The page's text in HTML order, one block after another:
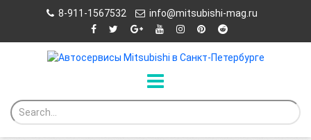
8-911-1567532 info@mitsubishi-mag.ru